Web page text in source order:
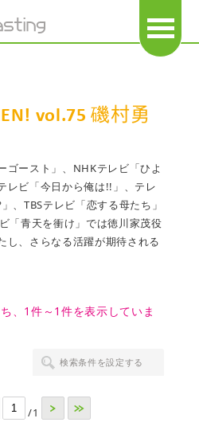
vol.75 磯村勇
ゴースト」、NHKテレビ「ひよ
レビ「今日から俺は!!」、テレ
、TBSテレビ「恋する母たち」
「青天を衝け」では徳川家茂役
し、さらなる活躍が期待される
、1件～1件を表示していま
検索条件を設定する
/1
> >>